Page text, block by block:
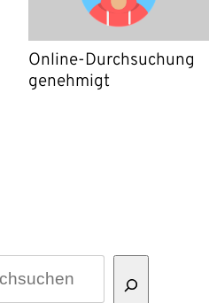
Online-Durchsuchung
genehmigt